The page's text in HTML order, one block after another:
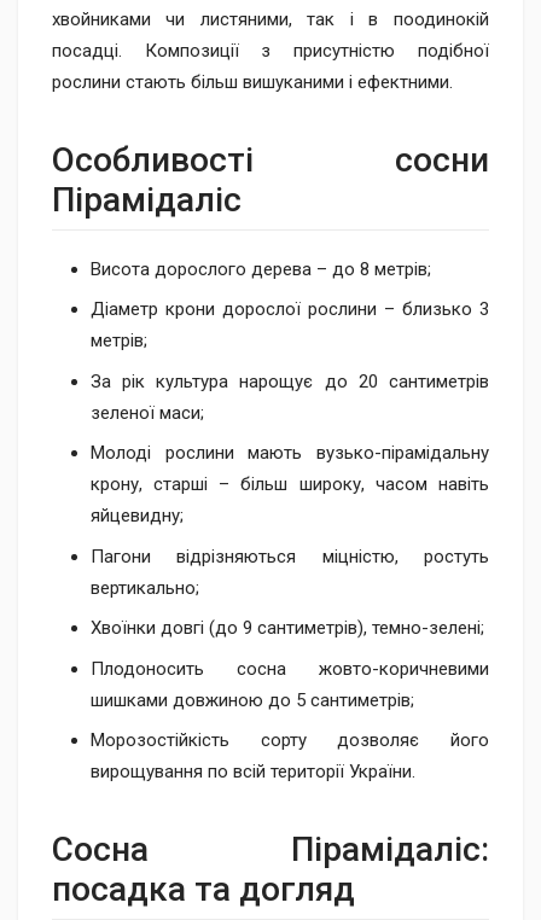
хвойниками чи листяними, так і в поодинокій
посадці. Композиції з присутністю подібної
рослини стають більш вишуканими і ефектними.
Особливості сосни
Пірамідаліс
Висота дорослого дерева – до 8 метрів;
Діаметр крони дорослої рослини – близько 3
метрів;
За рік культура нарощує до 20 сантиметрів
зеленої маси;
Молоді рослини мають вузько-пірамідальну
крону, старші – більш широку, часом навіть
яйцевидну;
Пагони відрізняються міцністю, ростуть
вертикально;
Хвоїнки довгі (до 9 сантиметрів), темно-зелені;
Плодоносить сосна жовто-коричневими
шишками довжиною до 5 сантиметрів;
Морозостійкість сорту дозволяє його
вирощування по всій території України.
Сосна Пірамідаліс:
посадка та догляд